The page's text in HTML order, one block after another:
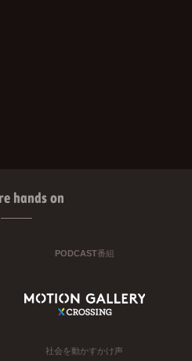
hands on
PODCAST番組
社会を動かすかけ声